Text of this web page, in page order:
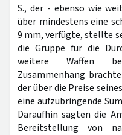
S., der - ebenso wie
über mindestens eine
9 mm, verfügte, stellte
die Gruppe für die
weitere Waffen
Zusammenhang
der über die Preise
eine aufzubringende
Daraufhin sagten die
Bereitstellung von